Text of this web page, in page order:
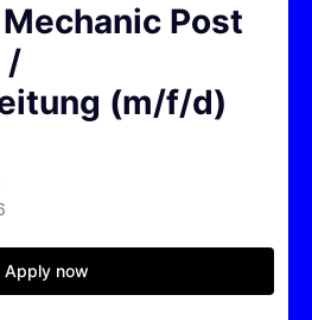
Post
/
(m/f/d)
Apply now